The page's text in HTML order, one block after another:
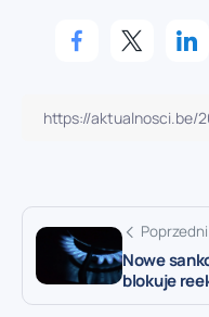
Nowe
blokuje